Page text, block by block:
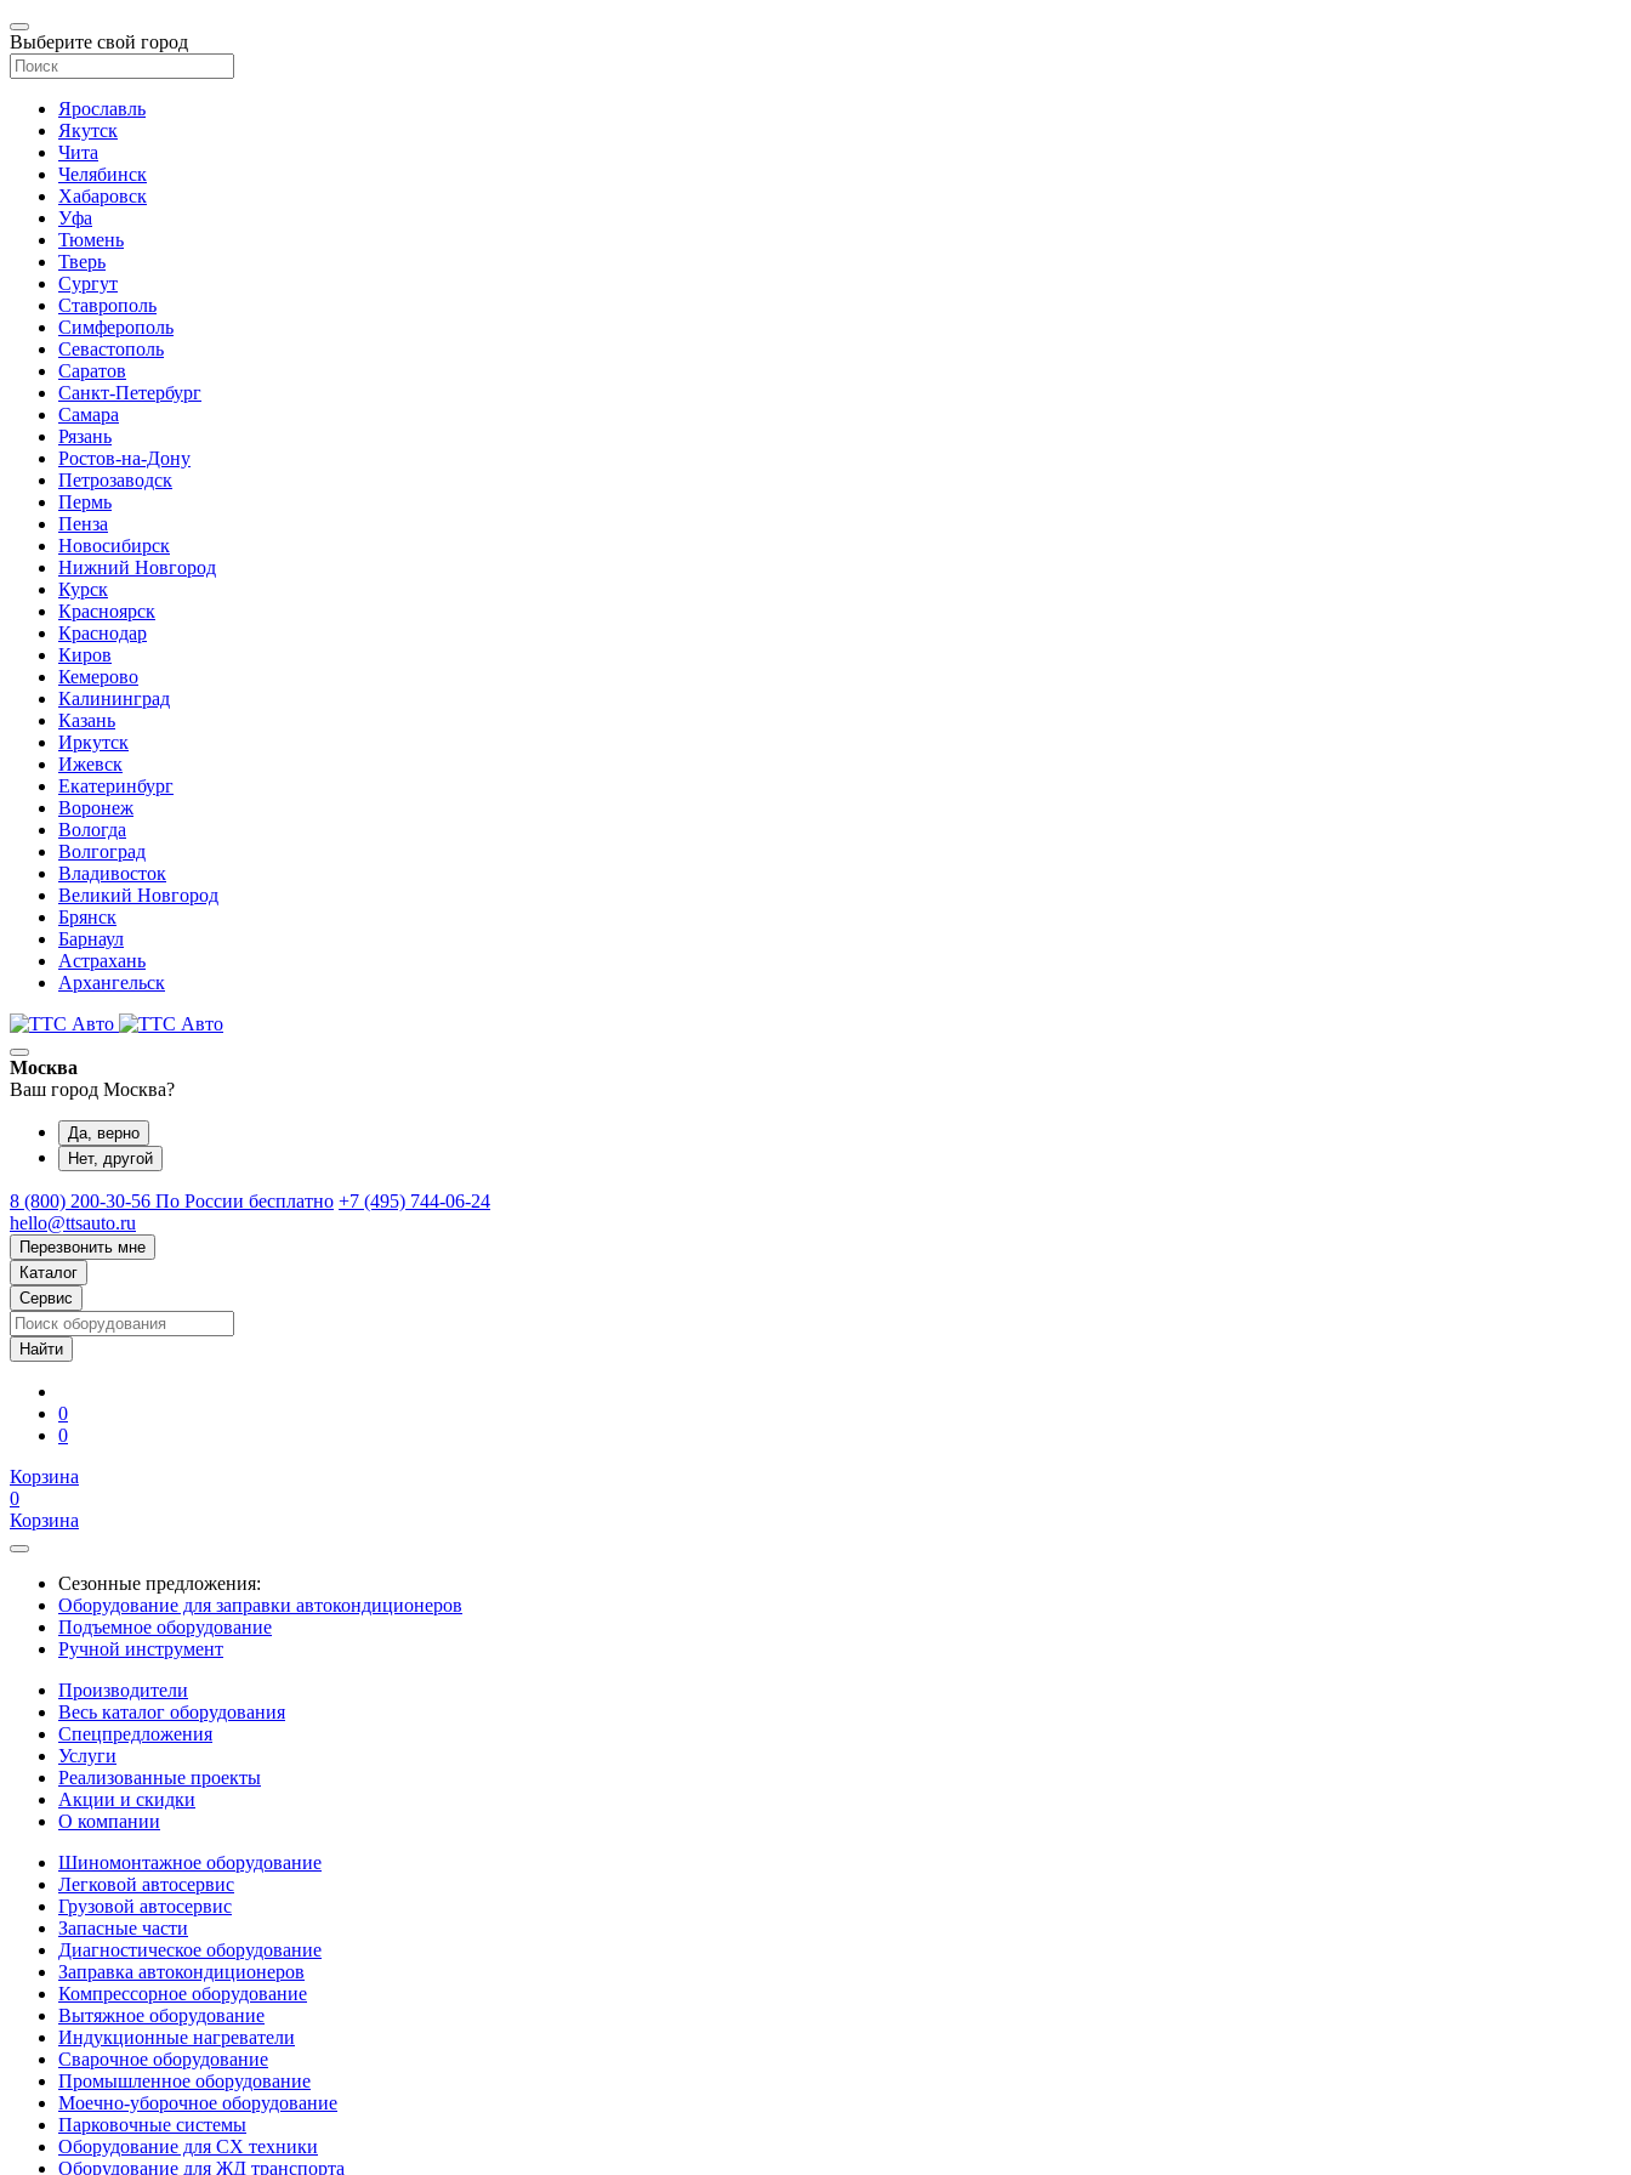
Выберите свой город
Ярославль
Якутск
Чита
Челябинск
Хабаровск
Уфа
Тюмень
Тверь
Сургут
Ставрополь
Симферополь
Севастополь
Саратов
Санкт-Петербург
Самара
Рязань
Ростов-на-Дону
Петрозаводск
Пермь
Пенза
Новосибирск
Нижний Новгород
Курск
Красноярск
Краснодар
Киров
Кемерово
Калининград
Казань
Иркутск
Ижевск
Екатеринбург
Воронеж
Вологда
Волгоград
Владивосток
Великий Новгород
Брянск
Барнаул
Астрахань
Архангельск
Москва
Ваш город Москва?
Да, верно
Нет, другой
8 (800) 200-30-56 По России бесплатно +7 (495) 744-06-24
hello@ttsauto.ru
Перезвонить мне
Каталог
Сервис
0
0
Корзина
0
Корзина
Сезонные предложения:
Оборудование для заправки автокондиционеров
Подъемное оборудование
Ручной инструмент
Производители
Весь каталог оборудования
Спецпредложения
Услуги
Реализованные проекты
Акции и скидки
О компании
Шиномонтажное оборудование
Легковой автосервис
Грузовой автосервис
Запасные части
Диагностическое оборудование
Заправка автокондиционеров
Компрессорное оборудование
Вытяжное оборудование
Индукционные нагреватели
Сварочное оборудование
Промышленное оборудование
Моечно-уборочное оборудование
Парковочные системы
Оборудование для СХ техники
Оборудование для ЖД транспорта